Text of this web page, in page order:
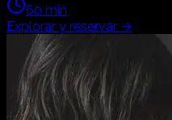
60 min
Explorar y reservar →